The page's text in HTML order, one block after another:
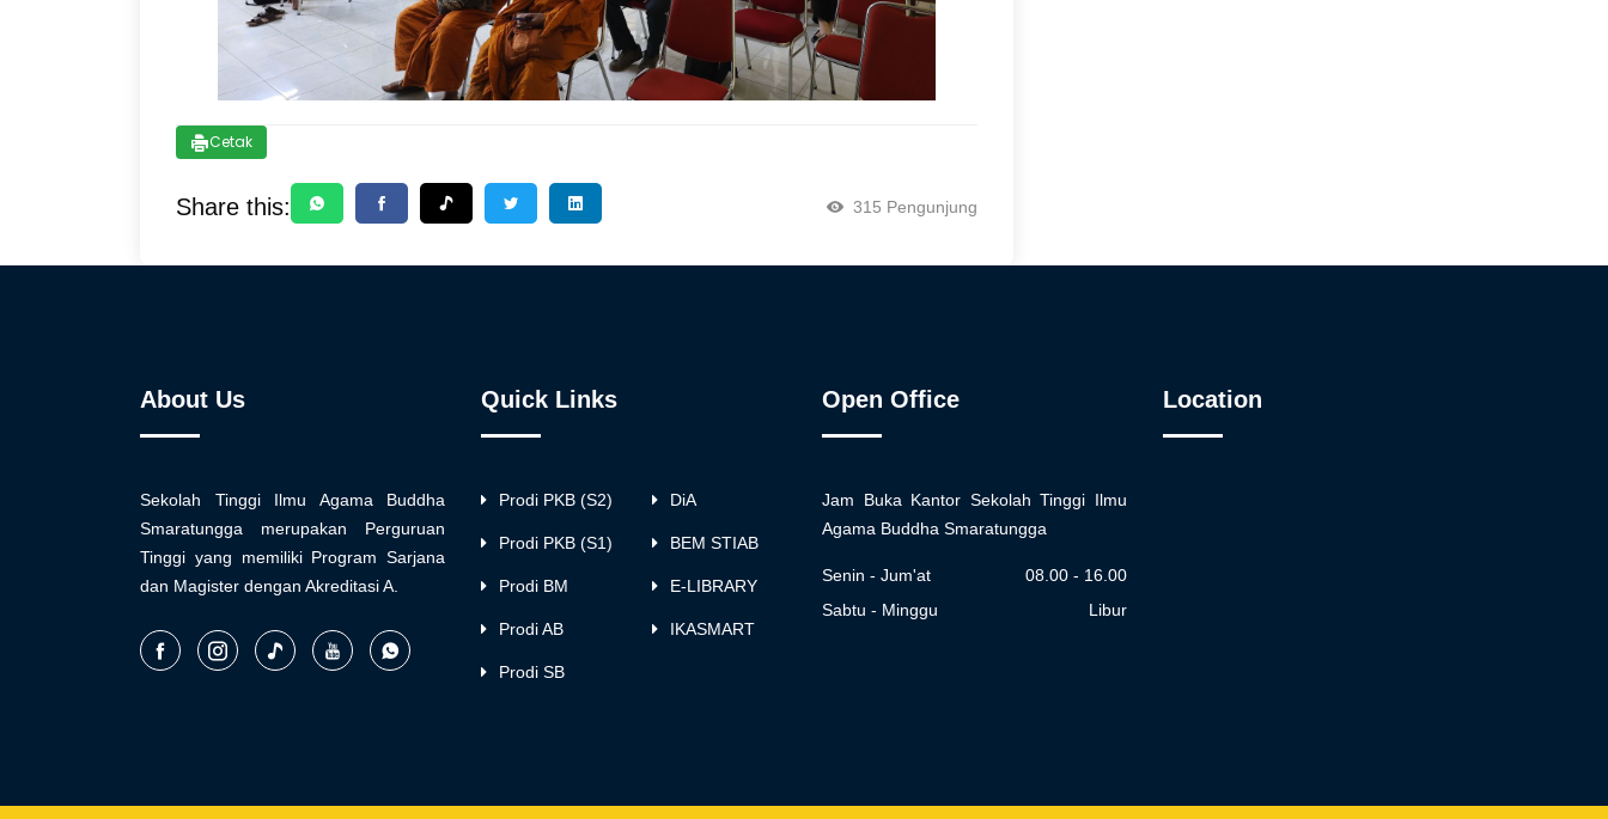
Cetak
Share this: 315 Pengunjung
About Us
Sekolah Tinggi Ilmu Agama Buddha
Smaratungga merupakan Perguruan
Tinggi yang memiliki Program Sarjana
dan Magister dengan Akreditasi A.
Quick Links
Prodi PKB (S2)
Prodi PKB (S1)
Prodi BM
Prodi AB
Prodi SB
DiA
BEM STIAB
E-LIBRARY
IKASMART
Open Office
Jam Buka Kantor Sekolah Tinggi Ilmu
Agama Buddha Smaratungga
Senin - Jum'at
08.00 - 16.00
Sabtu - Minggu
Libur
Location